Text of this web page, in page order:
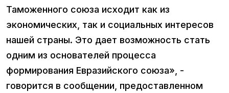
Таможенного союза исходит как из
экономических, так и социальных интересов
нашей страны. Это дает возможность стать
одним из основателей процесса
формирования Евразийского союза», -
говорится в сообщении, предоставленном